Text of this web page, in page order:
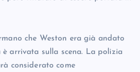
che Weston era già andato
arrivata sulla scena. La polizia
considerato come